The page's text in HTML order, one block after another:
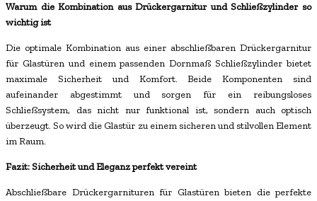
Warum die Kombination aus Drückergarnitur und Schließzylinder so
wichtig ist
Die optimale Kombination aus einer abschließbaren Drückergarnitur
für Glastüren und einem passenden Dornmaß Schließzylinder bietet
maximale Sicherheit und Komfort. Beide Komponenten sind
aufeinander abgestimmt und sorgen für ein reibungsloses
Schließsystem, das nicht nur funktional ist, sondern auch optisch
überzeugt. So wird die Glastür zu einem sicheren und stilvollen Element
im Raum.
Fazit: Sicherheit und Eleganz perfekt vereint
Abschließbare Drückergarnituren für Glastüren bieten die perfekte